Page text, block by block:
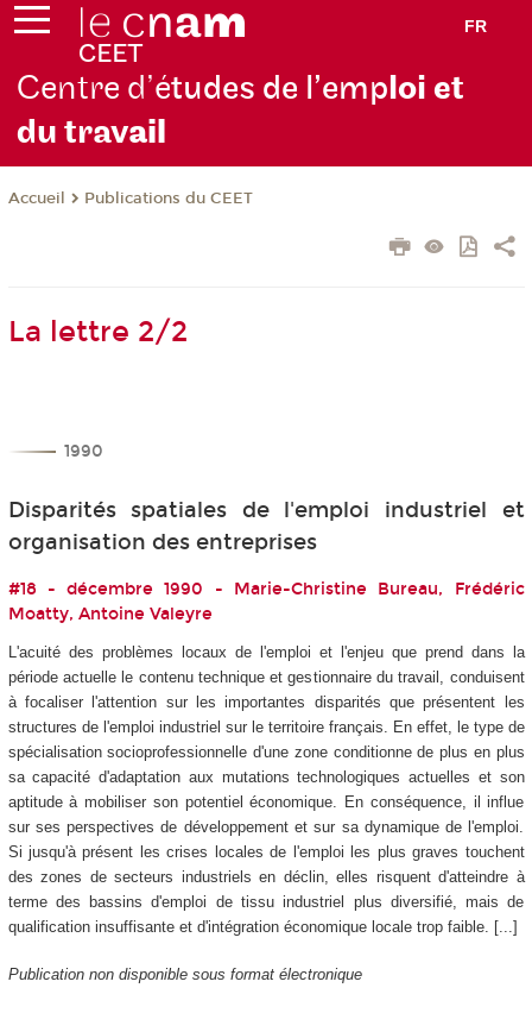
FR
Centre d’études de l’emploi et
du travail
Accueil Publications du CEET
La lettre 2/2
1990
Disparités spatiales de l'emploi industriel et
organisation des entreprises
#18 - décembre 1990 - Marie-Christine Bureau, Frédéric
Moatty, Antoine Valeyre
L'acuité des problèmes locaux de l'emploi et l'enjeu que prend dans la
période actuelle le contenu technique et gestionnaire du travail, conduisent
à focaliser l'attention sur les importantes disparités que présentent les
structures de l'emploi industriel sur le territoire français. En effet, le type de
spécialisation socioprofessionnelle d'une zone conditionne de plus en plus
sa capacité d'adaptation aux mutations technologiques actuelles et son
aptitude à mobiliser son potentiel économique. En conséquence, il influe
sur ses perspectives de développement et sur sa dynamique de l'emploi.
Si jusqu'à présent les crises locales de l'emploi les plus graves touchent
des zones de secteurs industriels en déclin, elles risquent d'atteindre à
terme des bassins d'emploi de tissu industriel plus diversifié, mais de
qualification insuffisante et d'intégration économique locale trop faible. [...]
Publication non disponible sous format électronique